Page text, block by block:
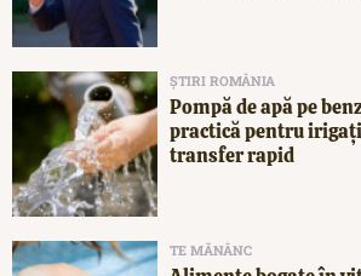
ȘTIRI ROMÂNIA
Pompă de apă pe
practică pentru
transfer rapid
TE MĂNÂNC